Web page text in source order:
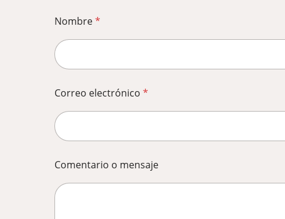
Nombre*
Correo electrónico *
Comentario o mensaje